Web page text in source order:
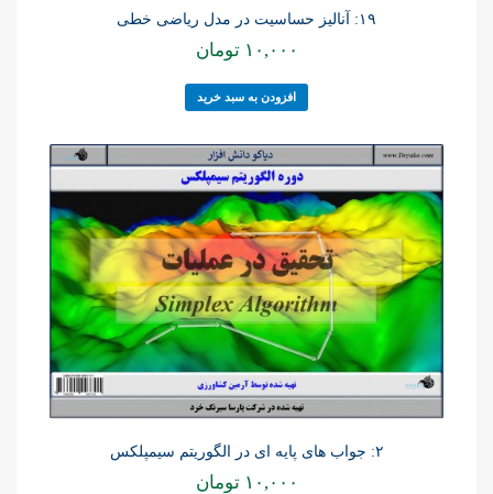
۱۹: آنالیز حساسیت در مدل ریاضی خطی
۱۰,۰۰۰ تومان
افزودن به سبد خرید
۲: جواب های پایه ای در الگوریتم سیمپلکس
۱۰,۰۰۰ تومان